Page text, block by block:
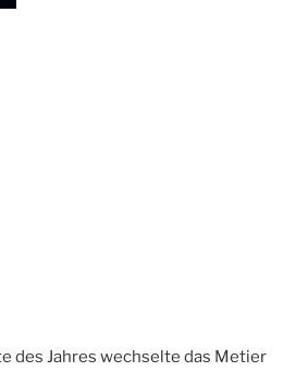
des Jahres wechselte das Metier